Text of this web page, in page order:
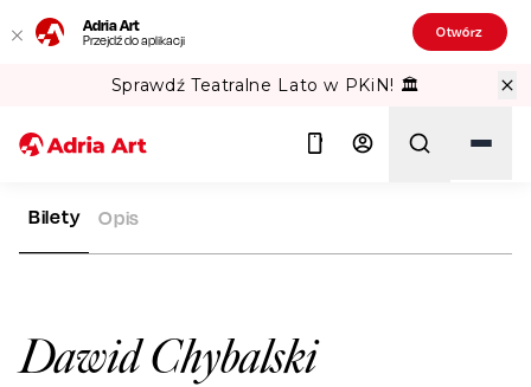
Adria Art
Przejdź do aplikacji Otwórz
Sprawdź Teatralne Lato w PKiN! 🏛️
ADRIA ART
Dawid Chybalski
Bilety Opis